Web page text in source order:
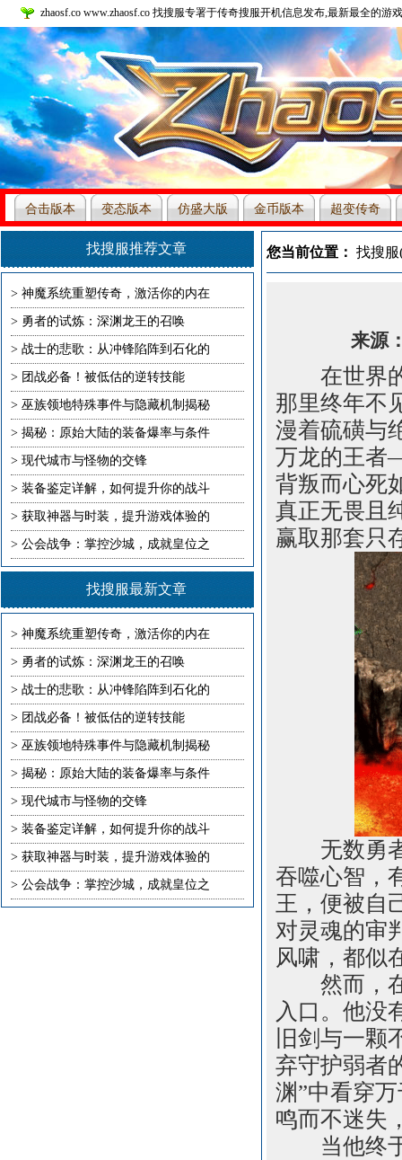
zhaosf.co www.zhaosf.co 找搜服专署于传奇搜服开机信息发布,最新最全的游
合击版本 变态版本 仿盛大版 金币版本 超变传奇
您当前位置： 找搜服
来源
在世界的
那里终年不
漫着硫磺与
万龙的王者
背叛而心死
真正无畏且
赢取那套只
无数勇者
吞噬心智，
王，便被自
对灵魂的审
风啸，都似
然而，在
入口。他没
旧剑与一
弃守护弱者
渊”中看穿
鸣而不迷失
当他终于
找搜服推荐文章
> 神魔系统重塑传奇，激活你的内在
> 勇者的试炼：深渊龙王的召唤
> 战士的悲歌：从冲锋陷阵到石化的
> 团战必备！被低估的逆转技能
> 巫族领地特殊事件与隐藏机制揭秘
> 揭秘：原始大陆的装备爆率与条件
> 现代城市与怪物的交锋
> 装备鉴定详解，如何提升你的战斗
> 获取神器与时装，提升游戏体验的
> 公会战争：掌控沙城，成就皇位之
找搜服最新文章
> 神魔系统重塑传奇，激活你的内在
> 勇者的试炼：深渊龙王的召唤
> 战士的悲歌：从冲锋陷阵到石化的
> 团战必备！被低估的逆转技能
> 巫族领地特殊事件与隐藏机制揭秘
> 揭秘：原始大陆的装备爆率与条件
> 现代城市与怪物的交锋
> 装备鉴定详解，如何提升你的战斗
> 获取神器与时装，提升游戏体验的
> 公会战争：掌控沙城，成就皇位之